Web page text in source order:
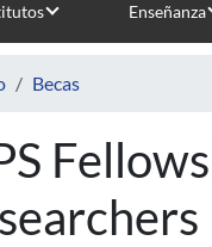
Enseñanza
Becas